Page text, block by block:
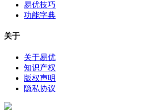
易优技巧
功能字典
关于
关于易优
知识产权
版权声明
隐私协议